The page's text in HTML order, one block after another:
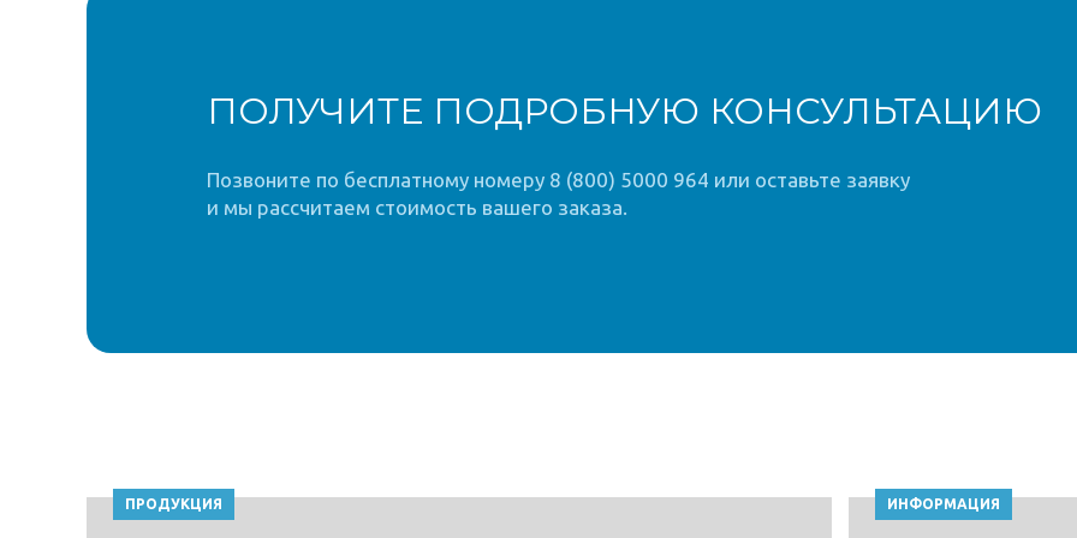
ПОЛУЧИТЕ ПОДРОБНУЮ КОНСУЛЬТАЦИЮ
Позвоните по бесплатному номеру 8 (800) 5000 964 или оставьте заявку
и мы рассчитаем стоимость вашего заказа.
ПРОДУКЦИЯ ИНФОРМАЦИЯ